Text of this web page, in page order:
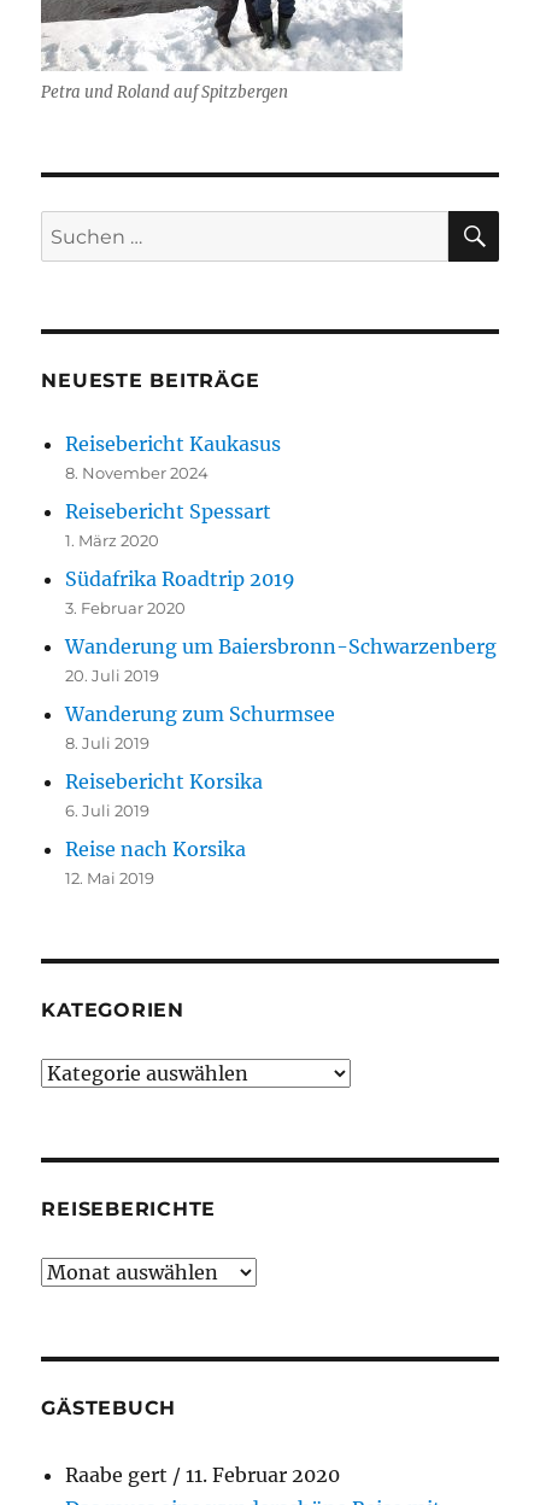
Petra und Roland auf Spitzbergen
Suchen
nach:
NEUESTE BEITRÄGE
Reisebericht Kaukasus
8. November 2024
Reisebericht Spessart
1. März 2020
Südafrika Roadtrip 2019
3. Februar 2020
Wanderung um Baiersbronn-Schwarzenberg
20. Juli 2019
Wanderung zum Schurmsee
8. Juli 2019
Reisebericht Korsika
6. Juli 2019
Reise nach Korsika
12. Mai 2019
KATEGORIEN
Kategorien
REISEBERICHTE
Reiseberichte
GÄSTEBUCH
Raabe gert /11. Februar 2020